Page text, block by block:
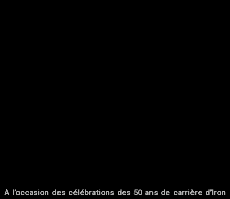
A l’occasion des célébrations des 50 ans de carrière d’Iron